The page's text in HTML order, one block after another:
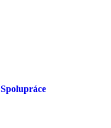
Spolupráce